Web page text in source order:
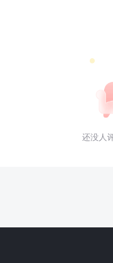
还没人